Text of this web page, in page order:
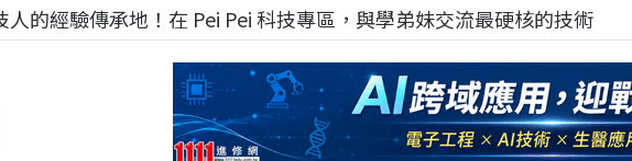
人的經驗傳承地！在 Pei Pei 科技專區，與學弟妹交流最硬核的技術